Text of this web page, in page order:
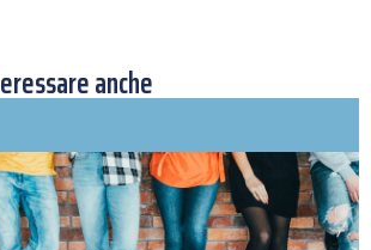
anche